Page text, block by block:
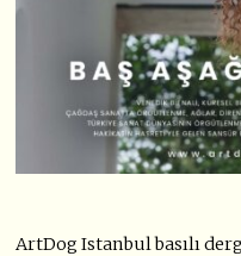
ArtDog Istanbul basılı